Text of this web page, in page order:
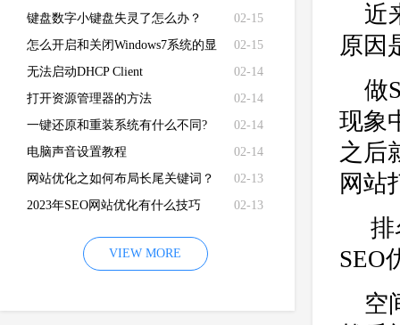
02-15
键盘数字小键盘失灵了怎么办？
02-15
怎么开启和关闭Windows7系统的显
卡硬件加速功能
02-14
无法启动DHCP Client
02-14
打开资源管理器的方法
02-14
一键还原和重装系统有什么不同?
02-14
电脑声音设置教程
02-13
网站优化之如何布局长尾关键词？
02-13
2023年SEO网站优化有什么技巧
VIEW MORE
近
原因
做
现象
之后
网站
排
SEO
空